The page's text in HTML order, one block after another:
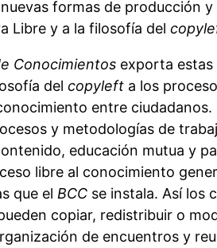
formas de producción
Libre y a la filosofía del
Conocimientos exporta estas
del copyleft a los
entre ciudadanos.
y metodologías de
educación mutua y
libre al conocimiento
que el BCC se instala. Así los
copiar, redistribuir o
de encuentros y